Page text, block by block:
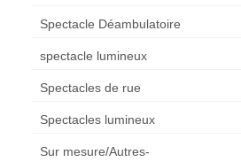
Spectacle Déambulatoire
spectacle lumineux
Spectacles de rue
Spectacles lumineux
Sur mesure/Autres-